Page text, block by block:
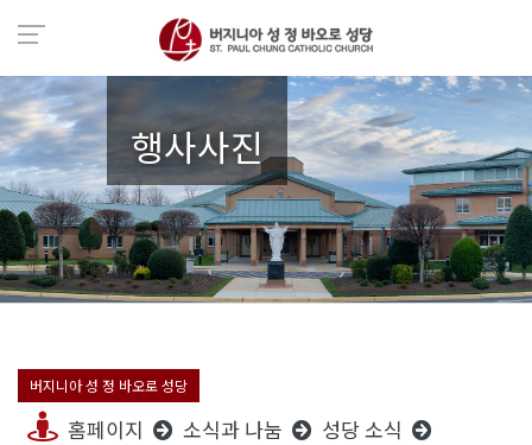
행사사진
버지니아 성 정 바오로 성당
홈페이지 소식과 나눔
성당 소식